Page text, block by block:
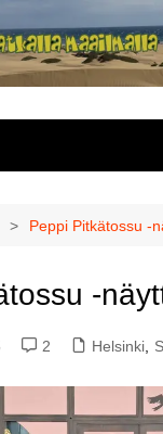
Peppi Pitkätossu -
-
2 Helsinki,